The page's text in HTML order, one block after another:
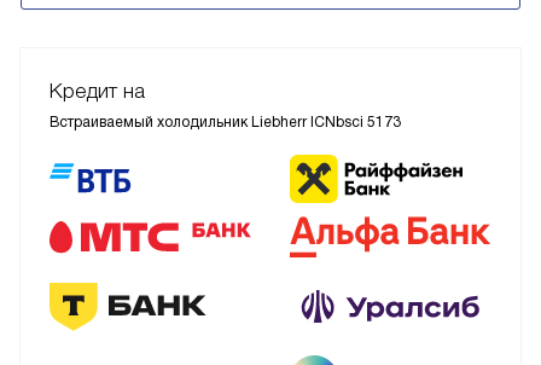
Кредит на
Встраиваемый холодильник Liebherr ICNbsci 5173